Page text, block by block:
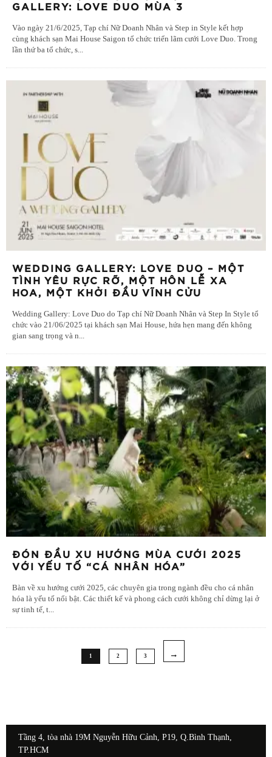
GALLERY: LOVE DUO MÙA 3
Vào ngày 21/6/2025, Tạp chí Nữ Doanh Nhân và Step in Style kết hợp
cùng khách sạn Mai House Saigon tổ chức triển lãm cưới Love Duo. Trong
lần thứ ba tổ chức, s...
WEDDING GALLERY: LOVE DUO – MỘT
TÌNH YÊU RỰC RỠ, MỘT HÔN LỄ XA
HOA, MỘT KHỞI ĐẦU VĨNH CỬU
Wedding Gallery: Love Duo do Tạp chí Nữ Doanh Nhân và Step In Style tổ
chức vào 21/06/2025 tại khách sạn Mai House, hứa hẹn mang đến không
gian sang trọng và n...
ĐÓN ĐẦU XU HƯỚNG MÙA CƯỚI 2025
VỚI YẾU TỐ “CÁ NHÂN HÓA”
Bàn về xu hướng cưới 2025, các chuyên gia trong ngành đều cho cá nhân
hóa là yếu tố nổi bật. Các thiết kế và phong cách cưới không chỉ dừng lại ở
sự tinh tế, t
1 2 3
Tầng 4, tòa nhà 19M Nguyễn Hữu Cảnh, P19, Q.Bình Thạnh,
TP.HCM